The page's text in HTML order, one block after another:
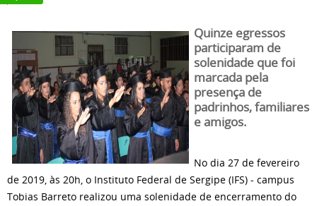
Quinze egressos
participaram de
solenidade que foi
marcada pela
presença de
padrinhos, familiares
e amigos.
No dia 27 de fevereiro
de 2019, às 20h, o Instituto Federal de Sergipe (IFS) - campus
Tobias Barreto realizou uma solenidade de encerramento do